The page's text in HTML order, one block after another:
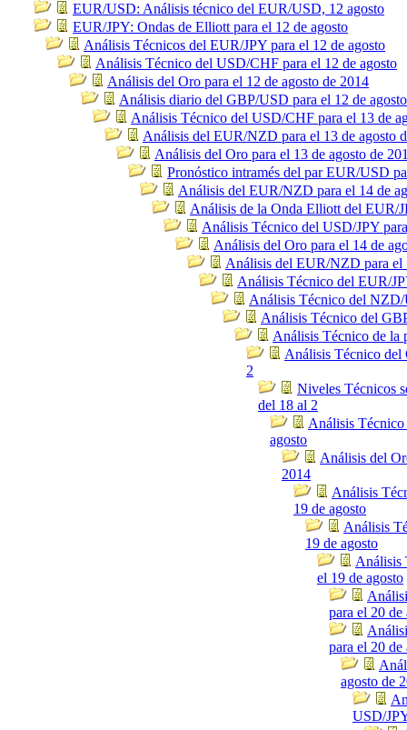
EUR/USD: Análisis técnico del EUR/USD, 12 agosto
EUR/JPY: Ondas de Elliott para el 12 de agosto
Análisis Técnicos del EUR/JPY para el 12 de agosto
Análisis Técnico del USD/CHF para el 12 de agosto
Análisis del Oro para el 12 de agosto de 2014
Análisis diario del GBP/USD para el 12 de
Análisis Técnico del USD/CHF para el 13 de
Análisis del EUR/NZD para el 13 de agosto
Análisis del Oro para el 13 de agosto de
Pronóstico intramés del par EUR/USD
Análisis del EUR/NZD para el 14 de
Análisis de la Onda Elliott del EUR/
Análisis Técnico del USD/JPY
Análisis del Oro para el 14 de
Análisis del EUR/NZD para el
Análisis Técnico del EUR/
Análisis Técnico del NZD/
Análisis Técnico del
Análisis Técnico de la
Análisis Técnico del
2
Niveles Técnicos
del 18 al 2
Análisis
agosto
Análisis del
2014
Análisis
19 de agosto
Análisis
19 de agosto
Análisis
el 19 de agosto
para el 20 de
para el 20 de
agosto de
USD/